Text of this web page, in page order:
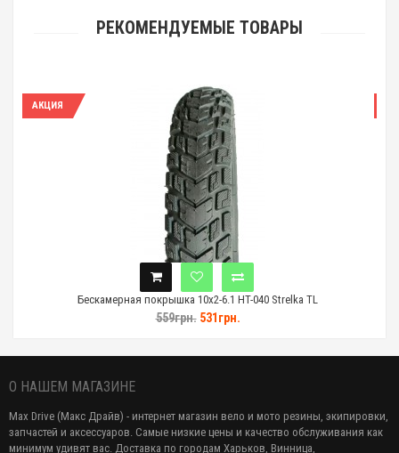
РЕКОМЕНДУЕМЫЕ ТОВАРЫ
покрышка 10x2-6.1 HT-040 Strelka TL
О НАШЕМ МАГАЗИНЕ
Max Drive (Макс Драйв) - интернет магазин вело и мото резины, экипировки,
запчастей и аксессуаров. Самые низкие цены и качество обслуживания как
минимум удивят вас. Доставка по городам Харьков, Винница,